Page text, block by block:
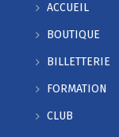
ACCUEIL
BOUTIQUE
BILLETTERIE
FORMATION
CLUB